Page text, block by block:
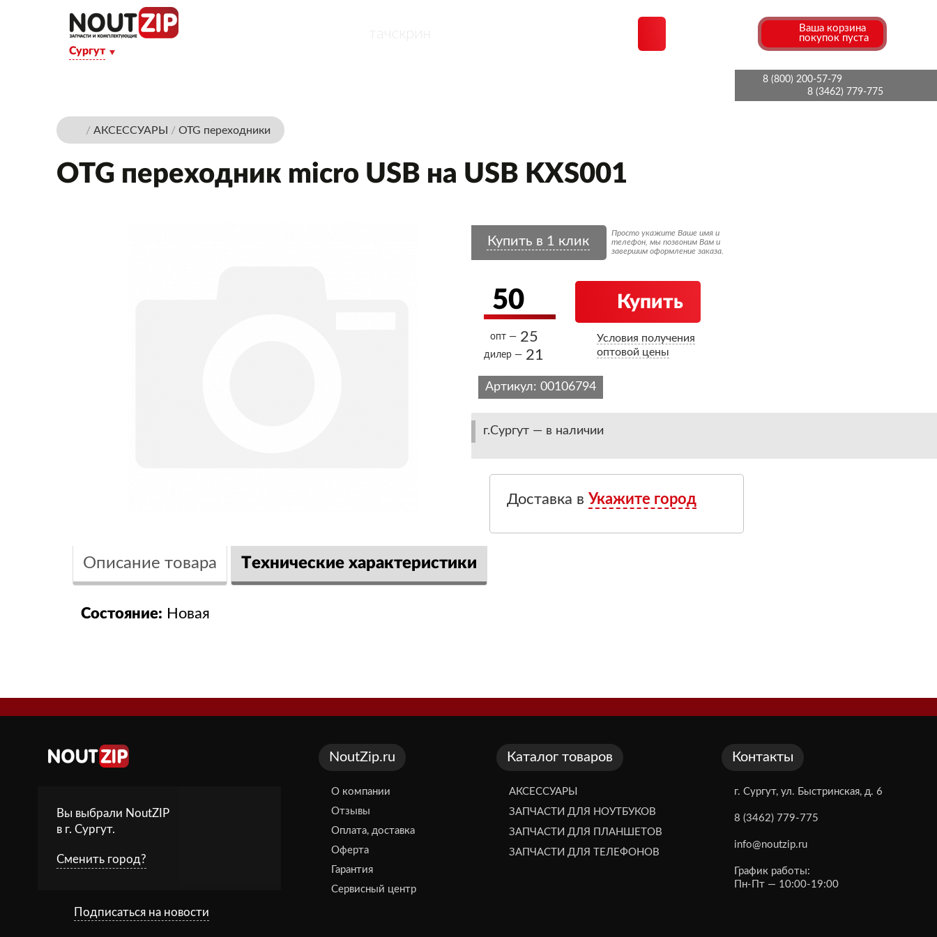
Сургут
Ваша корзина
покупок пуста
8 (800) 200-57-79
8 (3462) 779-775
/ АКСЕССУАРЫ / OTG переходники
OTG переходник micro USB на USB KXS001
Купить в 1 клик
Просто укажите Ваше имя и
телефон, мы позвоним Вам и
завершим оформление заказа.
50
опт — 25
дилер — 21
Купить
Условия получения
оптовой цены
Артикул:00106794
г.Сургут — в наличии
Доставка в Укажите город
Описание товара Технические характеристики
Состояние: Новая
Вы выбрали NoutZIP
в г. Сургут.
Сменить город?
Подписаться на новости
NoutZip.ru
О компании
Отзывы
Оплата, доставка
Оферта
Гарантия
Сервисный центр
Каталог товаров
АКСЕССУАРЫ
ЗАПЧАСТИ ДЛЯ НОУТБУКОВ
ЗАПЧАСТИ ДЛЯ ПЛАНШЕТОВ
ЗАПЧАСТИ ДЛЯ ТЕЛЕФОНОВ
Контакты
г. Сургут, ул. Быстринская, д. 6
8 (3462) 779-775
info@noutzip.ru
График работы:
Пн-Пт — 10:00-19:00